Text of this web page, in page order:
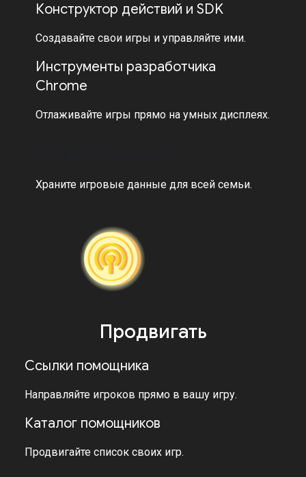
Конструктор действий и SDK
Создавайте свои игры и управляйте ими.
Инструменты разработчика
Chrome
Отлаживайте игры прямо на умных дисплеях.
Храните игровые данные для всей семьи.
Продвигать
Ссылки помощника
Направляйте игроков прямо в вашу игру.
Каталог помощников
Продвигайте список своих игр.